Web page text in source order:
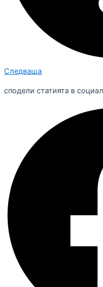
Следваща
сподели статията в